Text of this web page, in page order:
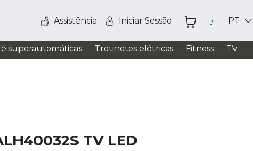
Assistência Iniciar Sessão PT
superautomáticas Trotinetes elétricas Fitness TV /
TV LED